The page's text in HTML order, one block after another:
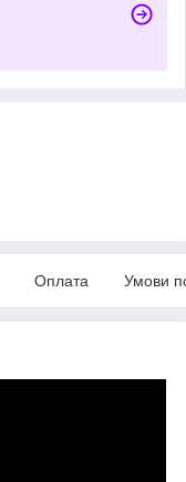
Оплата Умови